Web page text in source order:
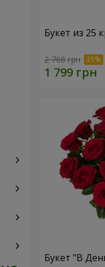
Букет из 25
2 768 грн
Букет "В